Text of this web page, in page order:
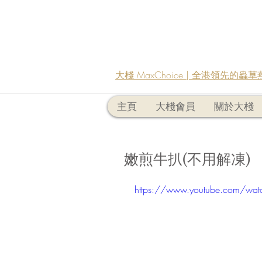
大棧 MaxChoice | 全港領先的蟲
主頁 大棧會員 關於大棧
嫩煎牛扒(不用解凍)
https://www.youtube.com/